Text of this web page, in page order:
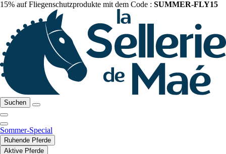
15% auf Fliegenschutzprodukte mit dem Code : SUMMER-FLY15
Suchen
Sommer-Special
Ruhende Pferde
Aktive Pferde